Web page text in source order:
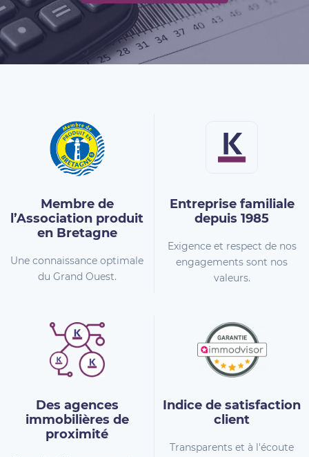
Membre de
l’Association produit
en Bretagne
Une connaissance optimale
du Grand Ouest.
Entreprise familiale
depuis 1985
Exigence et respect de nos
engagements sont nos
valeurs.
Des agences
immobilières de
proximité
Indice de satisfaction
client
Transparents et à l'écoute